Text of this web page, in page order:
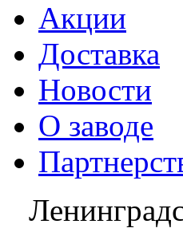
Акции
Доставка
Новости
О заводе